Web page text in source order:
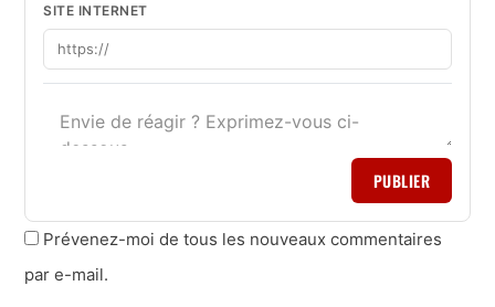
SITE INTERNET
PUBLIER
Prévenez-moi de tous les nouveaux commentaires
par e-mail.